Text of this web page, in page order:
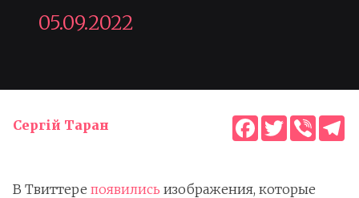
05.09.2022
Сергій Таран Facebook
TwitterViber
В Твиттере появились изображения, которые